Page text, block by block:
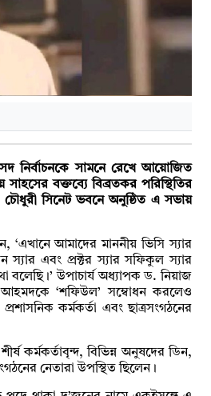
নির্বাচনকে সামনে রেখে আয়োজিত
সাহসের বক্তব্যে বিব্রতকর পরিস্থিতির
চৌধুরী সিনেট ভবনে অনুষ্ঠিত এ সভায়
‘এখানে আমাদের মাননীয় ভিসি স্যার
এবং প্রক্টর স্যার সফিকুল স্যার
উপাচার্য অধ্যাপক ড. নিয়াজ
‘শফিউল’ সম্বোধন করলেও
কর্মকর্তা এবং ছাত্রসংগঠনের
কর্মকর্তাবৃন্দ, বিভিন্ন অনুষদের ডিন,
নেতারা উপস্থিত ছিলেন।